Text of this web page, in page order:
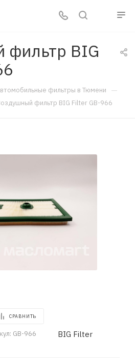
фильтр BIG
фильтры в Тюмени —
фильтр BIG Filter GB-966
СРАВНИТЬ
GB-966 BIG Filter